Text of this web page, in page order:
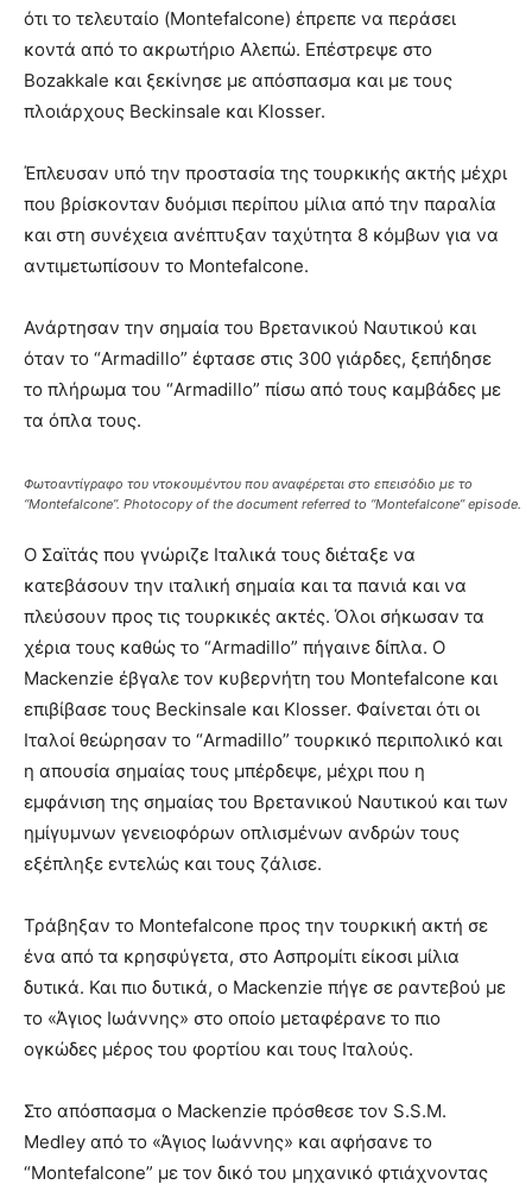
ότι το τελευταίο (Montefalcone) έπρεπε να περάσει
κοντά από το ακρωτήριο Αλεπώ. Επέστρεψε στο
Bozakkale και ξεκίνησε με απόσπασμα και με τους
πλοιάρχους Beckinsale και Klosser.
Έπλευσαν υπό την προστασία της τουρκικής ακτής μέχρι
που βρίσκονταν δυόμισι περίπου μίλια από την παραλία
και στη συνέχεια ανέπτυξαν ταχύτητα 8 κόμβων για να
αντιμετωπίσουν το Montefalcone.
Ανάρτησαν την σημαία του Βρετανικού Ναυτικού και
όταν το “Armadillo” έφτασε στις 300 γιάρδες, ξεπήδησε
το πλήρωμα του “Armadillo” πίσω από τους καμβάδες με
τα όπλα τους.
Φωτοαντίγραφο του ντοκουμέντου που αναφέρεται στο επεισόδιο με το
“Montefalcone”. Photocopy of the document referred to “Montefalcone” episode.
Ο Σαϊτάς που γνώριζε Ιταλικά τους διέταξε να
κατεβάσουν την ιταλική σημαία και τα πανιά και να
πλεύσουν προς τις τουρκικές ακτές. Όλοι σήκωσαν τα
χέρια τους καθώς το “Armadillo” πήγαινε δίπλα. Ο
Mackenzie έβγαλε τον κυβερνήτη του Montefalcone και
επιβίβασε τους Beckinsale και Klosser. Φαίνεται ότι οι
Ιταλοί θεώρησαν το “Armadillo” τουρκικό περιπολικό και
η απουσία σημαίας τους μπέρδεψε, μέχρι που η
εμφάνιση της σημαίας του Βρετανικού Ναυτικού και των
ημίγυμνων γενειοφόρων οπλισμένων ανδρών τους
εξέπληξε εντελώς και τους ζάλισε.
Τράβηξαν το Montefalcone προς την τουρκική ακτή σε
ένα από τα κρησφύγετα, στο Ασπρομίτι είκοσι μίλια
δυτικά. Και πιο δυτικά, ο Mackenzie πήγε σε ραντεβού με
το «Άγιος Ιωάννης» στο οποίο μεταφέρανε το πιο
ογκώδες μέρος του φορτίου και τους Ιταλούς.
Στο απόσπασμα ο Mackenzie πρόσθεσε τον S.S.M.
Medley από το «Άγιος Ιωάννης» και αφήσανε το
“Montefalcone” με τον δικό του μηχανικό φτιάχνοντας